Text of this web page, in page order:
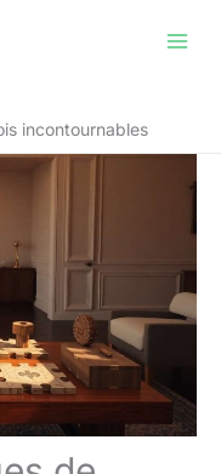
incontournables